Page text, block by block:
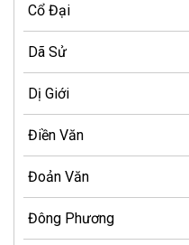
Cổ Đại
Dã Sử
Dị Giới
Điền Văn
Đoản Văn
Đông Phương